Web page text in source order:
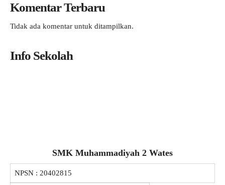
Komentar Terbaru
Tidak ada komentar untuk ditampilkan.
Info Sekolah
SMK Muhammadiyah 2 Wates
NPSN : 20402815